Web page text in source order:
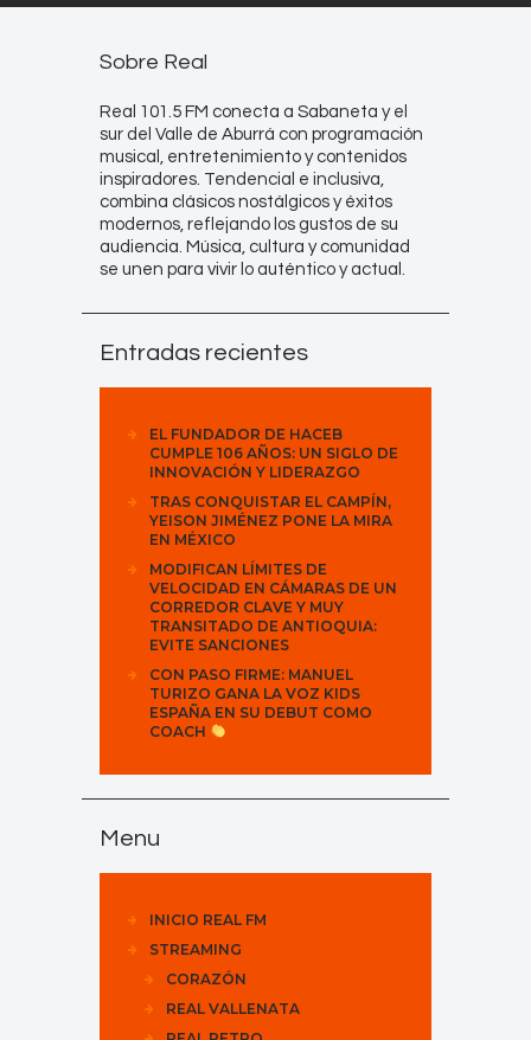
Sobre Real
Real 101.5 FM conecta a Sabaneta y el
sur del Valle de Aburrá con programación
musical, entretenimiento y contenidos
inspiradores. Tendencial e inclusiva,
combina clásicos nostálgicos y éxitos
modernos, reflejando los gustos de su
audiencia. Música, cultura y comunidad
se unen para vivir lo auténtico y actual.
Entradas recientes
EL FUNDADOR DE HACEB
CUMPLE 106 AÑOS: UN SIGLO DE
INNOVACIÓN Y LIDERAZGO
TRAS CONQUISTAR EL CAMPÍN,
YEISON JIMÉNEZ PONE LA MIRA
EN MÉXICO
MODIFICAN LÍMITES DE
VELOCIDAD EN CÁMARAS DE UN
CORREDOR CLAVE Y MUY
TRANSITADO DE ANTIOQUIA:
EVITE SANCIONES
CON PASO FIRME: MANUEL
TURIZO GANA LA VOZ KIDS
ESPAÑA EN SU DEBUT COMO
COACH
Menu
INICIO REAL FM
STREAMING
CORAZÓN
REAL VALLENATA